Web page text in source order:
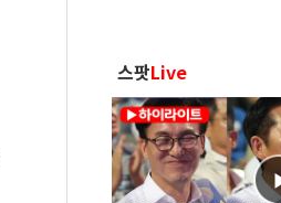
스팟Live